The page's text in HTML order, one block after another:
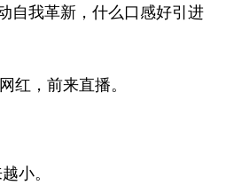
自我革新，什么口感好引进
红，前来直播。
小。